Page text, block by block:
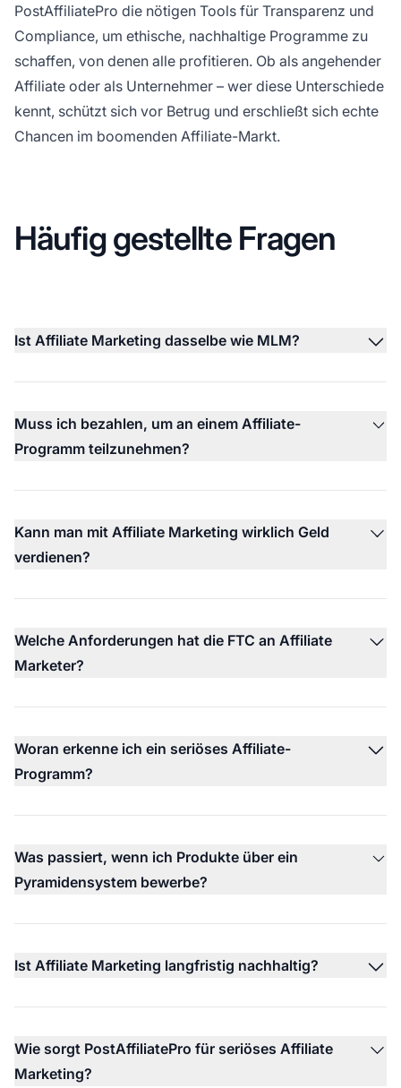
PostAffiliatePro die nötigen Tools für Transparenz und
Compliance, um ethische, nachhaltige Programme zu
schaffen, von denen alle profitieren. Ob als angehender
Affiliate oder als Unternehmer – wer diese Unterschiede
kennt, schützt sich vor Betrug und erschließt sich echte
Chancen im boomenden Affiliate-Markt.
Häufig gestellte Fragen
Ist Affiliate Marketing dasselbe wie MLM?
Muss ich bezahlen, um an einem Affiliate-
Programm teilzunehmen?
Kann man mit Affiliate Marketing wirklich Geld
verdienen?
Welche Anforderungen hat die FTC an Affiliate
Marketer?
Woran erkenne ich ein seriöses Affiliate-
Programm?
Was passiert, wenn ich Produkte über ein
Pyramidensystem bewerbe?
Ist Affiliate Marketing langfristig nachhaltig?
Wie sorgt PostAffiliatePro für seriöses Affiliate
Marketing?